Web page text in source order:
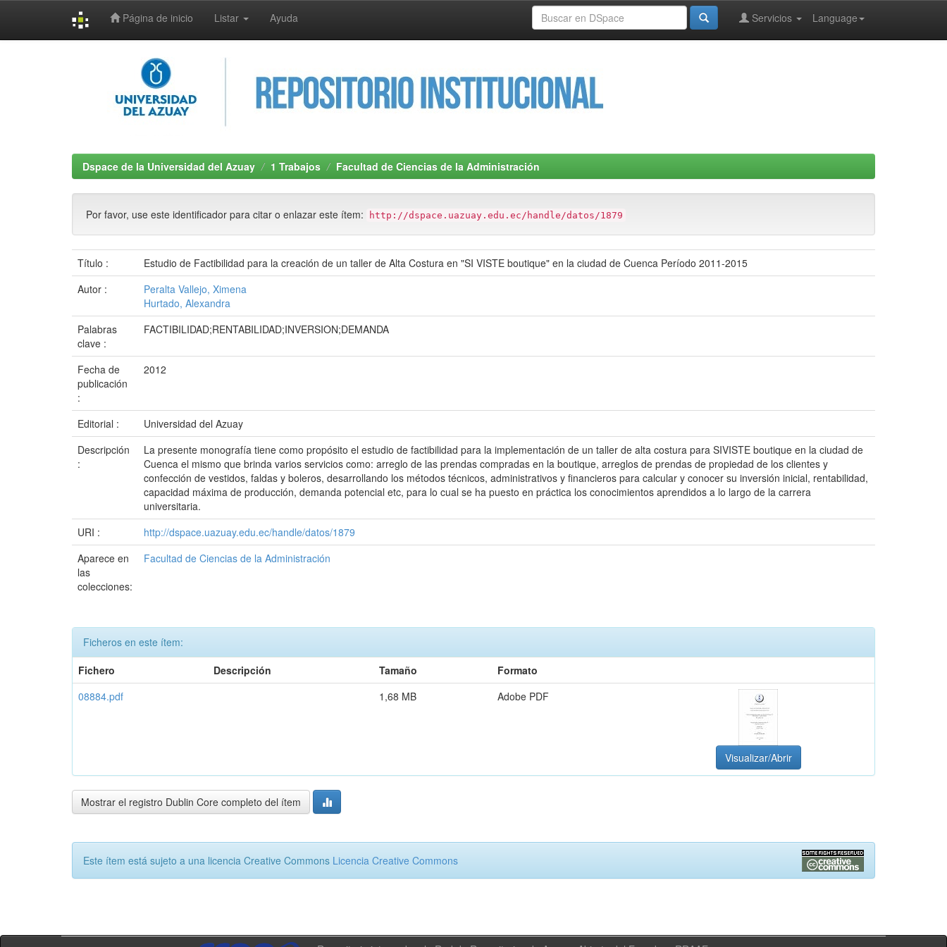
Página de inicio Listar Ayuda Language
Servicios
Dspace de la Universidad del Azuay 1 Trabajos Facultad de Ciencias de la Administración
Por favor, use este identificador para citar o enlazar este ítem: http://dspace.uazuay.edu.ec/handle/datos/1879
Título :
Estudio de Factibilidad para la creación de un taller de Alta Costura en "SI VISTE boutique" en la ciudad de Cuenca Período 2011-2015
Autor :
Peralta Vallejo, Ximena
Hurtado, Alexandra
Palabras
clave :
FACTIBILIDAD;RENTABILIDAD;INVERSION;DEMANDA
Fecha de
publicación
:
2012
Editorial :
Universidad del Azuay
Descripción
:
La presente monografía tiene como propósito el estudio de factibilidad para la implementación de un taller de alta costura para SIVISTE boutique en la ciudad de
Cuenca el mismo que brinda varios servicios como: arreglo de las prendas compradas en la boutique, arreglos de prendas de propiedad de los clientes y
confección de vestidos, faldas y boleros, desarrollando los métodos técnicos, administrativos y financieros para calcular y conocer su inversión inicial, rentabilidad,
capacidad máxima de producción, demanda potencial etc, para lo cual se ha puesto en práctica los conocimientos aprendidos a lo largo de la carrera
universitaria.
URI :
http://dspace.uazuay.edu.ec/handle/datos/1879
Aparece en
las
colecciones:
Facultad de Ciencias de la Administración
Ficheros en este ítem:
Fichero
Descripción Tamaño
Formato
08884.pdf
1,68 MB Adobe PDF
Visualizar/Abrir
Mostrar el registro Dublin Core completo del ítem
Este ítem está sujeto a una licencia Creative Commons Licencia Creative Commons